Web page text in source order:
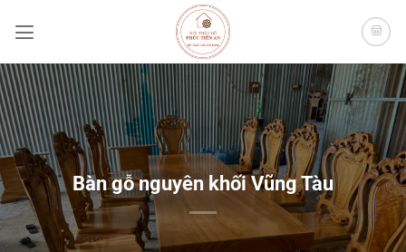
qua
dung
Bàn gỗ nguyên khối Vũng Tàu